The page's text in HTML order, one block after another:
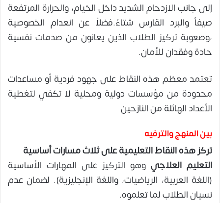
إلى جانب الازدحام الشديد داخل الخيام، والحرارة المرتفعة
صيفاً والبرد القارس شتاءً.فضلاً عن انعدام الخصوصية
،وصعوبة تركيز الطلاب الذين يعانون من صدمات نفسية
حادة وفقدان للأمان.
تعتمد معظم هذه النقاط على جهود فردية أو مساعدات
محدودة من مؤسسات دولية ومحلية لا تكفي لتغطية
الأعداد الهائلة من النازحين
بين المنهج والترفيه
تركز هذه النقاط التعليمية على ثلاث مسارات أساسية
التعليم العلاجي وهو التركيز على المهارات الأساسية
(اللغة العربية، الرياضيات، واللغة الإنجليزية). لضمان عدم
نسيان الطلاب لما تعلموه.